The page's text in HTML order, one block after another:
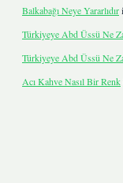
Balkabağı Neye Yararlıdır
Türkiyeye Abd Üssü Ne
Türkiyeye Abd Üssü Ne
Acı Kahve Nasıl Bir Renk